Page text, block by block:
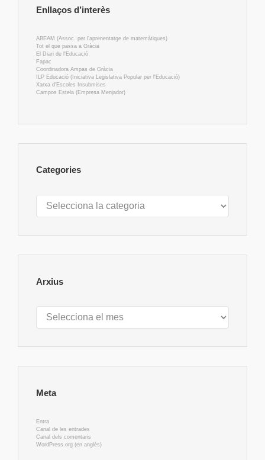
Enllaços d’interès
ABEAM (Assoc. per l'aprenentatge de matemàtiques)
Tot el que passa a Gràcia
El Diari de l'Educació
Fapac
Coordinadora Ampas de Gràcia
ILP Educació (Iniciativa Legislativa Popular per l'Educació)
Xarxa d'Escoles Insubmises
Campos Estela (Empresa Menjador)
Categories
Categories
Arxius
Arxius
Meta
Entra
Canal de les entrades
Canal dels comentaris
WordPress.org (en anglès)